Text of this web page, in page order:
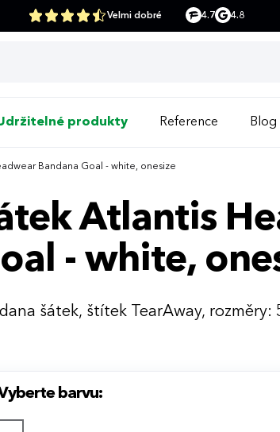
Velmi dobré 4.7 4.8
produkty Reference Blog
Bandana Goal - white, onesize
Atlantis
- white,
šátek, štítek TearAway, rozměry:
barvu: